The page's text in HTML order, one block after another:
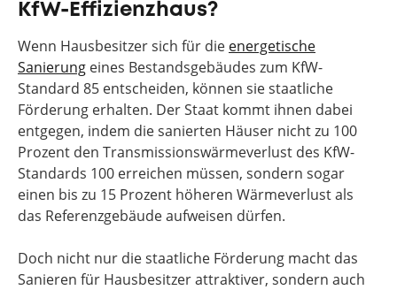
KfW-Effizienzhaus?
Wenn Hausbesitzer sich für die energetische
Sanierung eines Bestandsgebäudes zum KfW-
Standard 85 entscheiden, können sie staatliche
Förderung erhalten. Der Staat kommt ihnen dabei
entgegen, indem die sanierten Häuser nicht zu 100
Prozent den Transmissionswärmeverlust des KfW-
Standards 100 erreichen müssen, sondern sogar
einen bis zu 15 Prozent höheren Wärmeverlust als
das Referenzgebäude aufweisen dürfen.
Doch nicht nur die staatliche Förderung macht das
Sanieren für Hausbesitzer attraktiver, sondern auch